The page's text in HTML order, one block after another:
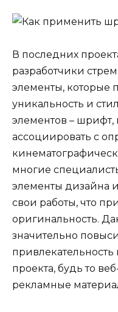
В последних
разработчики
элементы, которые
уникальность и
элементов –
ассоциировать с
многие
элементы дизайна
свои работы, что
оригинальность.
значительно
проекта, будь то
рекламные